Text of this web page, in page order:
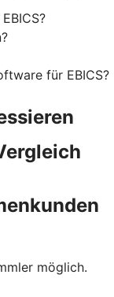
für EBICS?
möglich.